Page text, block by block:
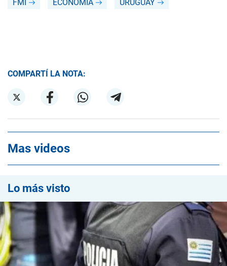
FMI ECONOMÍA URUGUAY
COMPARTÍ LA NOTA:
Mas videos
Lo más visto